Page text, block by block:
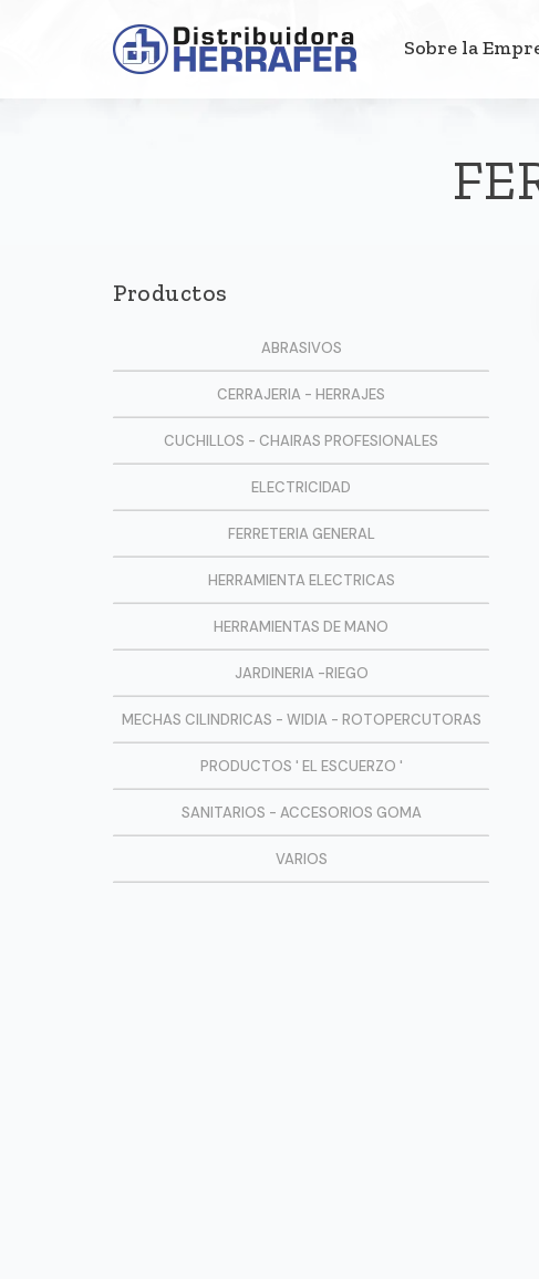
Sobre la
Productos
ABRASIVOS
CERRAJERIA - HERRAJES
CUCHILLOS - CHAIRAS PROFESIONALES
ELECTRICIDAD
FERRETERIA GENERAL
HERRAMIENTA ELECTRICAS
HERRAMIENTAS DE MANO
JARDINERIA -RIEGO
MECHAS CILINDRICAS - WIDIA - ROTOPERCUTORAS
PRODUCTOS ' EL ESCUERZO '
SANITARIOS - ACCESORIOS GOMA
VARIOS